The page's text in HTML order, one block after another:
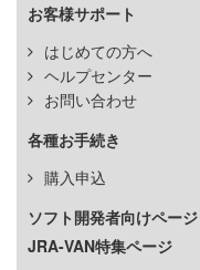
お客様サポート
はじめての方へ
ヘルプセンター
お問い合わせ
各種お手続き
購入申込
ソフト開発者向けページ
JRA-VAN特集ページ